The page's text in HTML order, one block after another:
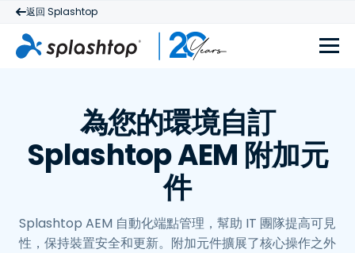
返回 Splashtop
為您的環境自訂
Splashtop AEM 附加元
件
Splashtop AEM 自動化端點管理，幫助 IT 團隊提高可見
性，保持裝置安全和更新。附加元件擴展了核心操作之外